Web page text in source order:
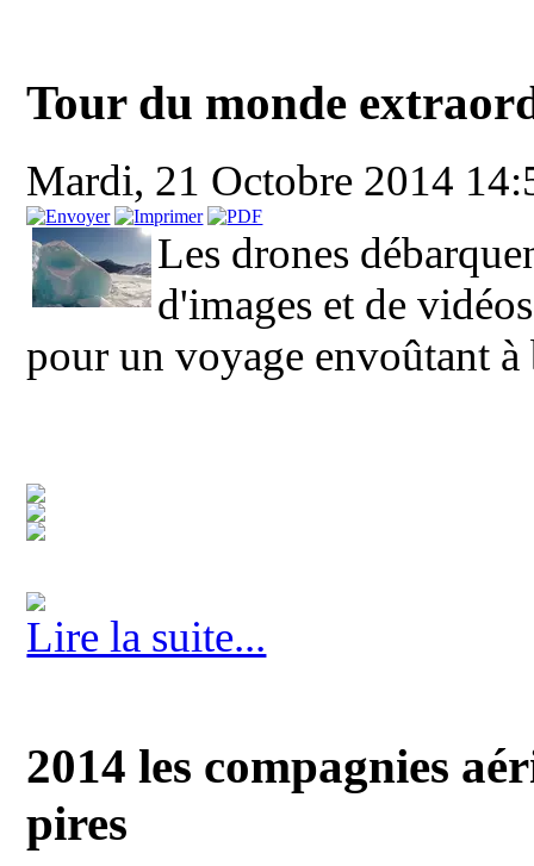
Tour du monde
Mardi, 21 Octobre 2014
Les drones
d'images et de
pour un voyage envoûtant
Lire la suite...
2014 les compagnies
pires